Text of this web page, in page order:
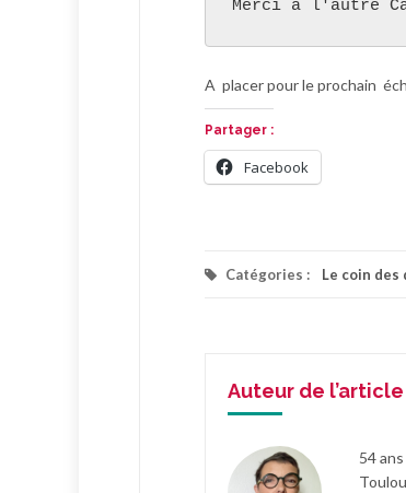
Merci à l'autre
A placer pour le prochain
Partager :
Facebook
Catégories : Le coin
Auteur de l’article
54